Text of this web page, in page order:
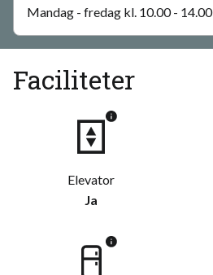
Mandag - fredag kl. 10.00 - 14.00
Faciliteter
Elevator
Ja